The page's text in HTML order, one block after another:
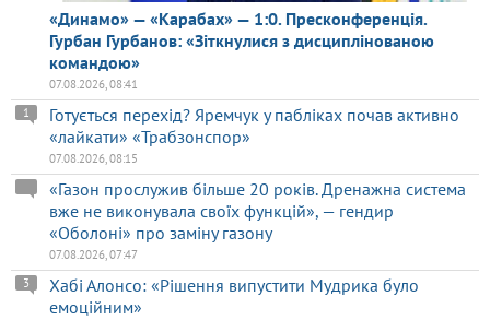
«Динамо» — «Карабах» — 1:0. Пресконференція.
Гурбан Гурбанов: «Зіткнулися з дисциплінованою
командою»
07.08.2026, 08:41
Готується перехід? Яремчук у пабліках почав активно
«лайкати» «Трабзонспор»
1
07.08.2026, 08:15
«Газон прослужив більше 20 років. Дренажна система
вже не виконувала своїх функцій», — гендир
«Оболоні» про заміну газону
07.08.2026, 07:47
Хабі Алонсо: «Рішення випустити Мудрика було
емоційним»
3